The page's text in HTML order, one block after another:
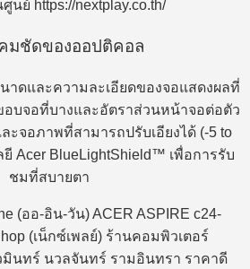
มชัดของออปติคอล
าดและความละเอียดของจอแสดงผลที่
บจอที่บางและอัตราส่วนหน้าจอต่อตัว
ะจอภาพที่สามารถปรับเอียงได้ (-5 to
ยี Acer BlueLightShield™ เพื่อการรับ
ชมที่สบายตา